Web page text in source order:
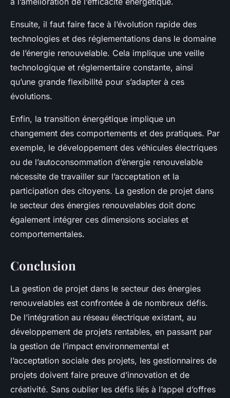
Ensuite, il faut faire face à l’évolution rapide des
technologies et des réglementations dans le domaine
de l’énergie renouvelable. Cela implique une veille
technologique et réglementaire constante, ainsi
qu’une grande flexibilité pour s’adapter à ces
évolutions.
Enfin, la transition énergétique implique un
changement des comportements et des pratiques. Par
exemple, le développement des véhicules électriques
ou de l’autoconsommation d’énergie renouvelable
nécessite de travailler sur l’acceptation et la
participation des citoyens. La gestion de projet dans
le secteur des énergies renouvelables doit donc
également intégrer ces dimensions sociales et
comportementales.
Conclusion
La gestion de projet dans le secteur des énergies
renouvelables est confrontée à de nombreux défis.
De l’intégration au réseau électrique existant, au
développement de projets rentables, en passant par
la gestion de l’impact environnemental et
l’acceptation sociale des projets, les gestionnaires de
projets doivent faire preuve d’innovation et de
créativité. Sans oublier les défis liés à l’appel d’offres